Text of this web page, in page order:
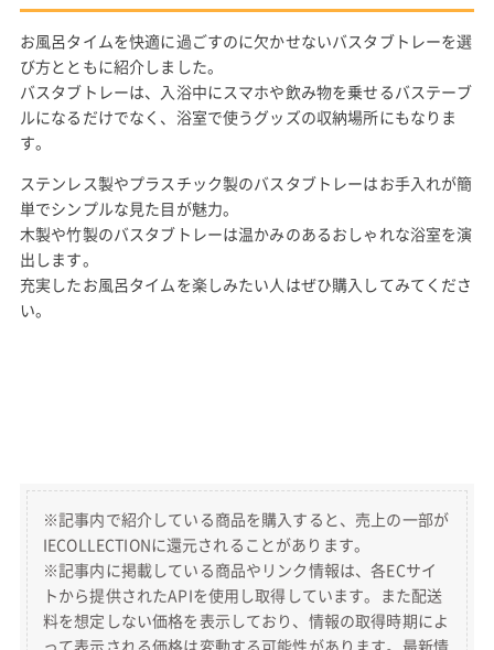
お風呂タイムを快適に過ごすのに欠かせないバスタブトレーを選
び方とともに紹介しました。
バスタブトレーは、入浴中にスマホや飲み物を乗せるバステーブ
ルになるだけでなく、浴室で使うグッズの収納場所にもなりま
す。
ステンレス製やプラスチック製のバスタブトレーはお手入れが簡
単でシンプルな見た目が魅力。
木製や竹製のバスタブトレーは温かみのあるおしゃれな浴室を演
出します。
充実したお風呂タイムを楽しみたい人はぜひ購入してみてくださ
い。
※記事内で紹介している商品を購入すると、売上の一部が
IECOLLECTIONに還元されることがあります。
※記事内に掲載している商品やリンク情報は、各ECサイ
トから提供されたAPIを使用し取得しています。また配送
料を想定しない価格を表示しており、情報の取得時期によ
って表示される価格は変動する可能性があります。最新情